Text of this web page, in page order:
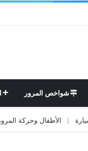
شواخص المرور
| الأطفال وحركة المرور |